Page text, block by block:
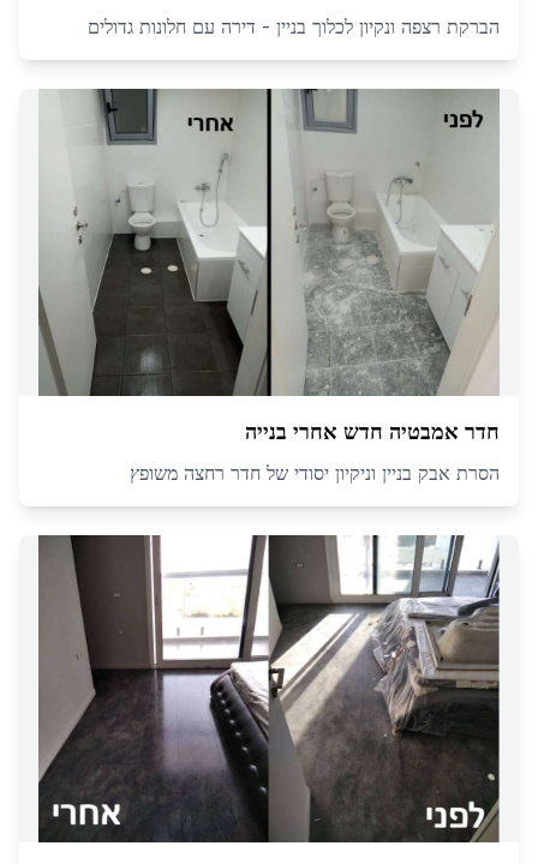
הברקת רצפה ונקיון לכלוך בניין - דירה עם חלונות גדולים
חדר אמבטיה חדש אחרי בנייה
הסרת אבק בניין וניקיון יסודי של חדר רחצה משופץ